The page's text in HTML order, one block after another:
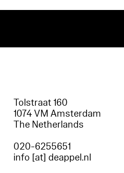
Tolstraat 160
1074 VM Amsterdam
The Netherlands
020-6255651
info [at] deappel.nl